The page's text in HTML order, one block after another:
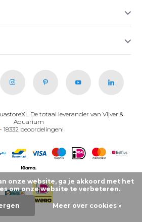
De totaal leverancier van Vijver &
Aquarium
- 18332 beoordelingen!
onze website, ga je akkoord met het
om onze website te verbeteren.
Meer over cookies »